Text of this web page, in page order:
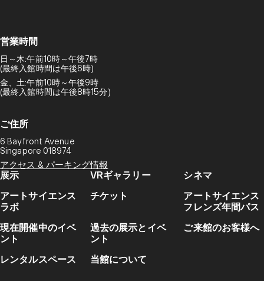
営業時間
日～木:午前10時～午後7時
(最終入館時間は午後6時)
金、土:午前10時～午後9時
(最終入館時間は午後8時15分)
ご住所
6 Bayfront Avenue
Singapore 018974
アクセス & パーキング情報
展示 VRギャラリー
シネマ
アートサイエンス
ラボ
チケット
アートサイエンス
フレンズ年間パス
現在開催中のイベ
ント
過去の展示とイベ
ント
ご来館のお客様へ
レンタルスペース 当館について